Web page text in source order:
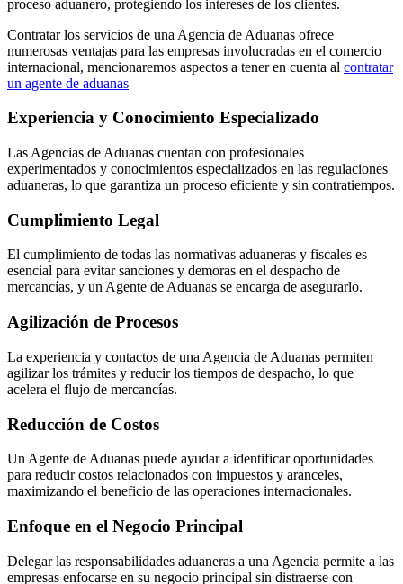
proceso aduanero, protegiendo los intereses de los clientes.
Contratar los servicios de una Agencia de Aduanas ofrece
numerosas ventajas para las empresas involucradas en el comercio
internacional, mencionaremos aspectos a tener en cuenta al contratar
un agente de aduanas
Experiencia y Conocimiento Especializado
Las Agencias de Aduanas cuentan con profesionales
experimentados y conocimientos especializados en las regulaciones
aduaneras, lo que garantiza un proceso eficiente y sin contratiempos.
Cumplimiento Legal
El cumplimiento de todas las normativas aduaneras y fiscales es
esencial para evitar sanciones y demoras en el despacho de
mercancías, y un Agente de Aduanas se encarga de asegurarlo.
Agilización de Procesos
La experiencia y contactos de una Agencia de Aduanas permiten
agilizar los trámites y reducir los tiempos de despacho, lo que
acelera el flujo de mercancías.
Reducción de Costos
Un Agente de Aduanas puede ayudar a identificar oportunidades
para reducir costos relacionados con impuestos y aranceles,
maximizando el beneficio de las operaciones internacionales.
Enfoque en el Negocio Principal
Delegar las responsabilidades aduaneras a una Agencia permite a las
empresas enfocarse en su negocio principal sin distraerse con